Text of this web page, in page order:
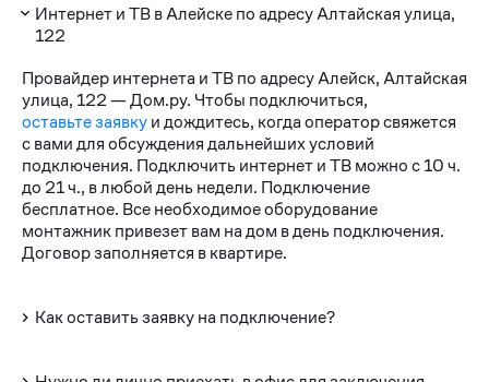
Интернет и ТВ в Алейске по адресу Алтайская улица,
122
Провайдер интернета и ТВ по адресу Алейск, Алтайская
улица, 122 — Дом.ру. Чтобы подключиться,
оставьте заявкуи дождитесь, когда оператор свяжется
с вами для обсуждения дальнейших условий
подключения. Подключить интернет и ТВ можно с 10 ч.
до 21 ч., в любой день недели. Подключение
бесплатное. Все необходимое оборудование
монтажник привезет вам на дом в день подключения.
Договор заполняется в квартире.
Как оставить заявку на подключение?